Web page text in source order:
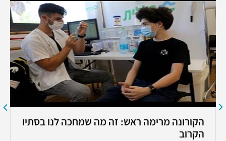
הקורונה מרימה ראש: זה מה שמחכה לנו בסתיו
הקרוב